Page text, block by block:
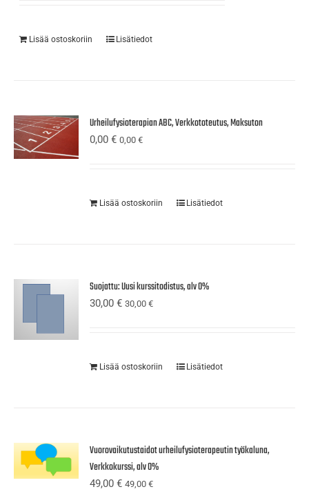
Lisää ostoskoriin Lisätiedot
Urheilufysioterapian ABC, Verkkototeutus, Maksuton
0,00€ 0,00€
Lisää ostoskoriin Lisätiedot
Suojattu: Uusi kurssitodistus, alv 0%
30,00€ 30,00€
Lisää ostoskoriin Lisätiedot
Vuorovaikutustaidot urheilufysioterapeutin työkaluna,
Verkkokurssi, alv 0%
49,00€ 49,00€